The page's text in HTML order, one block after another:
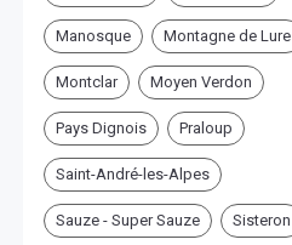
Manosque Montagne de Lure
Montclar Moyen Verdon
Pays Dignois Praloup
Saint-André-les-Alpes
Sauze - Super Sauze Sisteron